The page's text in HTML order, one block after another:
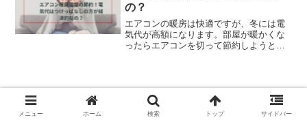
の？
エアコンの暖房は快適ですが、冬には電
気代が高額になります。部屋が暖かくな
ったらエアコンを切って節約しようとす
や就寝時にエアコンをつけ...
洗濯物を乾かす家電とは？エアコンと扇
メニュー ホーム 検索 トップ サイドバー